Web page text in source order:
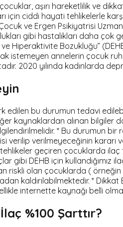
aşırı hareketlilik ve
için ciddi hayati tehlikelerle
ve Ergen Psikiyatrisi
gibi hastalıkları daha
Hiperaktivite Bozukluğu”
istemeyen annelerin çocuk ruh
2020 yılında kadınlarda
edilen bu durumun tedavi
kaynaklardan alınan bilgiler
* Bu durumun bir
verilip verilmeyeceğinin kararı
geçiren çocuklarda ilaç
gibi DEHB için
riskli olan çocuklarda (
kaldırılabilmektedir. * Dikkat
internette kaynağı belli
%100 Şarttır?